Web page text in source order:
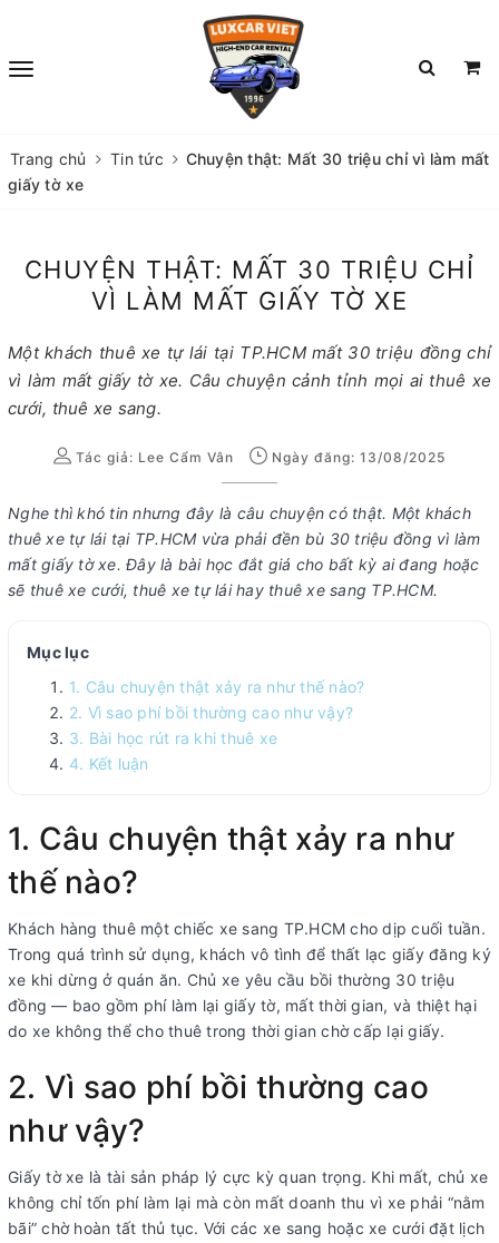
Trang chủ Tin tức
Chuyện thật: Mất 30 triệu chỉ vì làm mất
giấy tờ xe
CHUYỆN THẬT: MẤT 30 TRIỆU CHỈ
VÌ LÀM MẤT GIẤY TỜ XE
Một khách thuê xe tự lái tại TP.HCM mất 30 triệu đồng chỉ
vì làm mất giấy tờ xe. Câu chuyện cảnh tỉnh mọi ai thuê xe
cưới, thuê xe sang.
Tác giả: Lee Cẩm Vân Ngày đăng: 13/08/2025
Nghe thì khó tin nhưng đây là câu chuyện có thật. Một khách
thuê xe tự lái tại TP.HCM vừa phải đền bù 30 triệu đồng vì làm
mất giấy tờ xe. Đây là bài học đắt giá cho bất kỳ ai đang hoặc
sẽ thuê xe cưới, thuê xe tự lái hay thuê xe sang TP.HCM.
Mục lục
1. Câu chuyện thật xảy ra như thế nào?
2. Vì sao phí bồi thường cao như vậy?
3. Bài học rút ra khi thuê xe
4. Kết luận
1. Câu chuyện thật xảy ra như
thế nào?
Khách hàng thuê một chiếc xe sang TP.HCM cho dịp cuối tuần.
Trong quá trình sử dụng, khách vô tình để thất lạc giấy đăng ký
xe khi dừng ở quán ăn. Chủ xe yêu cầu bồi thường 30 triệu
đồng — bao gồm phí làm lại giấy tờ, mất thời gian, và thiệt hại
do xe không thể cho thuê trong thời gian chờ cấp lại giấy.
2. Vì sao phí bồi thường cao
như vậy?
Giấy tờ xe là tài sản pháp lý cực kỳ quan trọng. Khi mất, chủ xe
không chỉ tốn phí làm lại mà còn mất doanh thu vì xe phải “nằm
bãi” chờ hoàn tất thủ tục. Với các xe sang hoặc xe cưới đặt lịch